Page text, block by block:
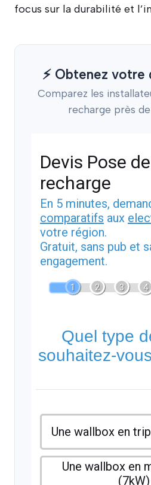
focus sur la durabilité et
⚡ Obtenez
Comparez les
recharge près
Devis Pose
recharge
En 5 minutes,
comparatifs aux
votre région.
Gratuit, sans pub et
engagement.
1 2 3 4
Quel type
souhaitez-
Une wallbox en
Une wallbox en
(7kW)